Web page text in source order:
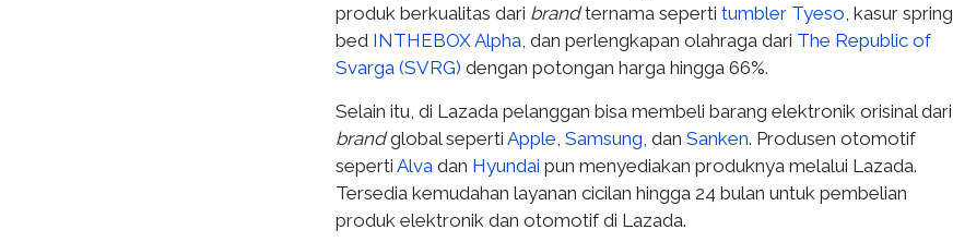
produk berkualitas dari brandternama seperti tumbler Tyeso , kasur spring
bed INTHEBOX Alpha , dan perlengkapan olahraga dari The Republic of
Svarga (SVRG) dengan potongan harga hingga 66%.
Selain itu, di Lazada pelanggan bisa membeli barang elektronik orisinal dari
brandglobal seperti Apple Samsung , dan Sanken. Produsen otomotif
seperti Alva dan Hyundai pun menyediakan produknya melalui Lazada.
Tersedia kemudahan layanan cicilan hingga 24 bulan untuk pembelian
produk elektronik dan otomotif di Lazada.